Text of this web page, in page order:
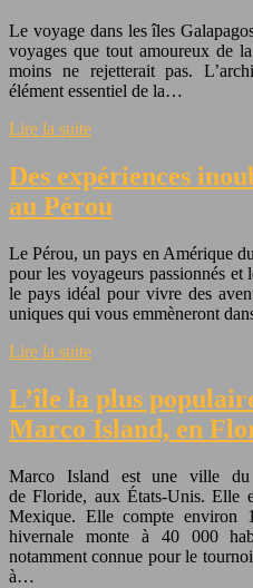
Le voyage dans les îles
voyages que tout amoureux de
moins ne rejetterait pas.
élément essentiel de la…
Lire la suite
Des expériences
au Pérou
Le Pérou, un pays en Amérique
pour les voyageurs passionnés et
le pays idéal pour vivre des
uniques qui vous emmèneront
Lire la suite
L’île la plus
Marco Island, en
Marco Island est une ville
de Floride, aux États-Unis. Elle
Mexique. Elle compte environ
hivernale monte à 40 000
notamment connue pour le
à…